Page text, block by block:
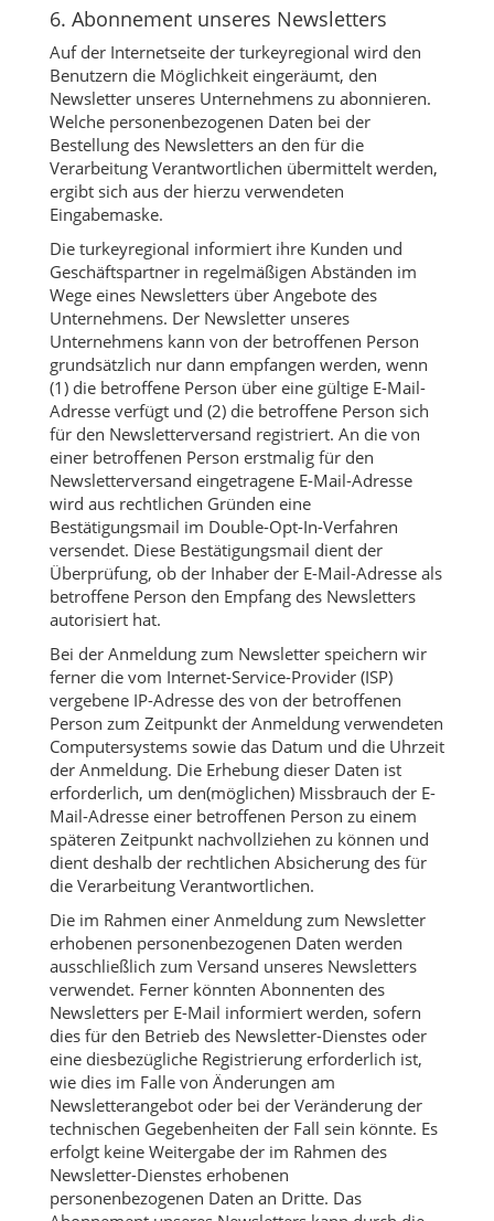
6. Abonnement unseres Newsletters
Auf der Internetseite der turkeyregional wird den
Benutzern die Möglichkeit eingeräumt, den
Newsletter unseres Unternehmens zu abonnieren.
Welche personenbezogenen Daten bei der
Bestellung des Newsletters an den für die
Verarbeitung Verantwortlichen übermittelt werden,
ergibt sich aus der hierzu verwendeten
Eingabemaske.
Die turkeyregional informiert ihre Kunden und
Geschäftspartner in regelmäßigen Abständen im
Wege eines Newsletters über Angebote des
Unternehmens. Der Newsletter unseres
Unternehmens kann von der betroffenen Person
grundsätzlich nur dann empfangen werden, wenn
(1) die betroffene Person über eine gültige E-Mail-
Adresse verfügt und (2) die betroffene Person sich
für den Newsletterversand registriert. An die von
einer betroffenen Person erstmalig für den
Newsletterversand eingetragene E-Mail-Adresse
wird aus rechtlichen Gründen eine
Bestätigungsmail im Double-Opt-In-Verfahren
versendet. Diese Bestätigungsmail dient der
Überprüfung, ob der Inhaber der E-Mail-Adresse als
betroffene Person den Empfang des Newsletters
autorisiert hat.
Bei der Anmeldung zum Newsletter speichern wir
ferner die vom Internet-Service-Provider (ISP)
vergebene IP-Adresse des von der betroffenen
Person zum Zeitpunkt der Anmeldung verwendeten
Computersystems sowie das Datum und die Uhrzeit
der Anmeldung. Die Erhebung dieser Daten ist
erforderlich, um den(möglichen) Missbrauch der E-
Mail-Adresse einer betroffenen Person zu einem
späteren Zeitpunkt nachvollziehen zu können und
dient deshalb der rechtlichen Absicherung des für
die Verarbeitung Verantwortlichen.
Die im Rahmen einer Anmeldung zum Newsletter
erhobenen personenbezogenen Daten werden
ausschließlich zum Versand unseres Newsletters
verwendet. Ferner könnten Abonnenten des
Newsletters per E-Mail informiert werden, sofern
dies für den Betrieb des Newsletter-Dienstes oder
eine diesbezügliche Registrierung erforderlich ist,
wie dies im Falle von Änderungen am
Newsletterangebot oder bei der Veränderung der
technischen Gegebenheiten der Fall sein könnte. Es
erfolgt keine Weitergabe der im Rahmen des
Newsletter-Dienstes erhobenen
personenbezogenen Daten an Dritte. Das